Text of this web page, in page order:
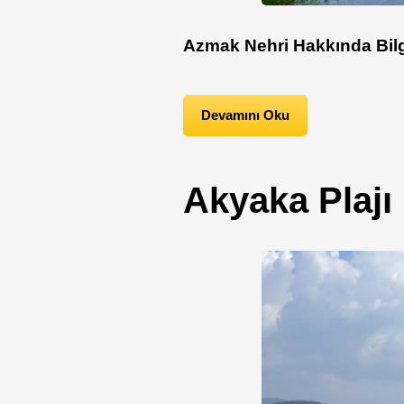
Azmak Nehri Hakkında
Devamını Oku
Akyaka Plajı